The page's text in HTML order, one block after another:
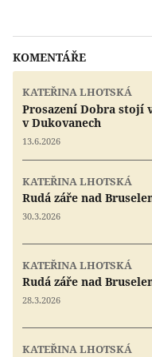
KOMENTÁŘE
KATEŘINA LHOTSKÁ
Prosazení Dobra stojí
v Dukovanech
13.6.2026
KATEŘINA LHOTSKÁ
Rudá záře nad
30.3.2026
KATEŘINA LHOTSKÁ
Rudá záře nad
28.3.2026
KATEŘINA LHOTSKÁ